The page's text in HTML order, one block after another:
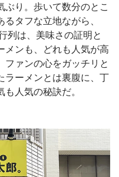
ぶり。歩いて数分のとこ
タフな立地ながら、
列は、美味さの証明と
メンも、どれも人気が高
ファンの心をガッチリと
ラーメンとは裏腹に、丁
人気の秘訣だ。